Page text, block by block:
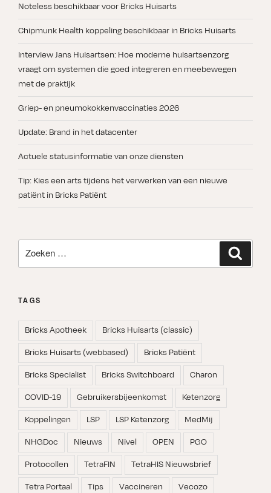
Noteless beschikbaar voor Bricks Huisarts
Chipmunk Health koppeling beschikbaar in Bricks Huisarts
Interview Jans Huisartsen: Hoe moderne huisartsenzorg
vraagt om systemen die goed integreren en meebewegen
met de praktijk
Griep- en pneumokokkenvaccinaties 2026
Update: Brand in het datacenter
Actuele statusinformatie van onze diensten
Tip: Kies een arts tijdens het verwerken van een nieuwe
patiënt in Bricks Patiënt
naar:
TAGS
Bricks Apotheek
Bricks Huisarts (classic)
Bricks Huisarts (webbased)
Bricks Patiënt
Bricks Specialist
Bricks Switchboard
Charon
COVID-19
Gebruikersbijeenkomst
Ketenzorg
Koppelingen
LSP LSP Ketenzorg
MedMij
NHGDoc
Nieuws Nivel OPEN
PGO
Protocollen
TetraFIN
TetraHIS Nieuwsbrief
Tetra Portaal
Tips Vaccineren
Vecozo